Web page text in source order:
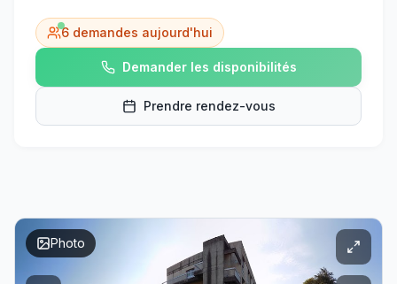
6 demandes aujourd'hui
Demander les disponibilités
Prendre rendez-vous
Photo